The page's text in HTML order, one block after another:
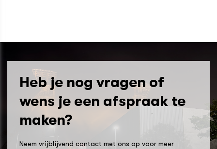
Heb je nog vragen of
wens je een afspraak te
maken?
Neem vrijblijvend contact met ons op voor meer